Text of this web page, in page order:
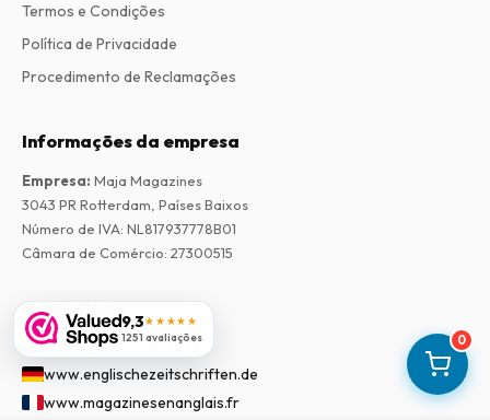
0
9,3★★★★★
1251 avaliações
Termos e Condições
Política de Privacidade
Procedimento de Reclamações
Informações da empresa
Empresa: Maja Magazines
3043 PR Rotterdam, Países Baixos
Número de IVA: NL817937778B01
Câmara de Comércio: 27300515
Nossa Rede
www.tijdschriftenzo.nl
www.englischezeitschriften.de
www.magazinesenanglais.fr